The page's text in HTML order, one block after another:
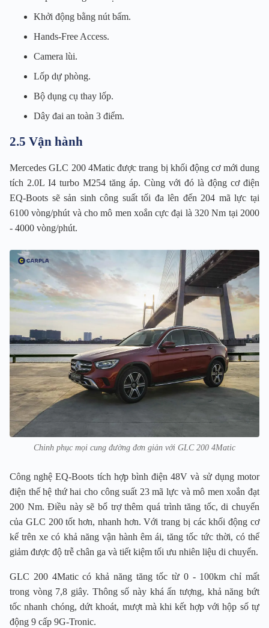
Khởi động bằng nút bấm.
Hands-Free Access.
Camera lùi.
Lốp dự phòng.
Bộ dụng cụ thay lốp.
Dây đai an toàn 3 điểm.
2.5 Vận hành
Mercedes GLC 200 4Matic được trang bị khối động cơ mới dung
tích 2.0L I4 turbo M254 tăng áp. Cùng với đó là động cơ điện
EQ-Boots sẽ sản sinh công suất tối đa lên đến 204 mã lực tại
6100 vòng/phút và cho mô men xoắn cực đại là 320 Nm tại 2000
- 4000 vòng/phút.
Chinh phục mọi cung đường đơn giản với GLC 200 4Matic
Công nghệ EQ-Boots tích hợp bình điện 48V và sử dụng motor
điện thế hệ thứ hai cho công suất 23 mã lực và mô men xoắn đạt
200 Nm. Điều này sẽ bổ trợ thêm quá trình tăng tốc, di chuyển
của GLC 200 tốt hơn, nhanh hơn. Với trang bị các khối động cơ
kể trên xe có khả năng vận hành êm ái, tăng tốc tức thời, có thể
giảm được độ trễ chân ga và tiết kiệm tối ưu nhiên liệu di chuyển.
GLC 200 4Matic có khả năng tăng tốc từ 0 - 100km chỉ mất
trong vòng 7,8 giây. Thông số này khá ấn tượng, khả năng bứt
tốc nhanh chóng, dứt khoát, mượt mà khi kết hợp với hộp số tự
động 9 cấp 9G-Tronic.